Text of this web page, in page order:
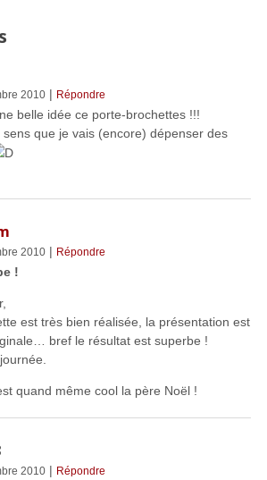
2010| Répondre
belle idée ce porte-brochettes !!!
sens que je vais (encore) dépenser des
D
2010| Répondre
!
est très bien réalisée, la présentation est
bref le résultat est superbe !
quand même cool la père Noël !
2010| Répondre